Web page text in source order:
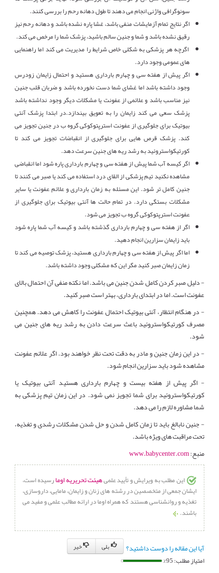
سونوگرافی واژنی انجام می دهند تا طول دهانه رحم را بررسی کنند.
اگر نتایج تمام آزمایشات منفی باشد، غشا پاره نشده باشد و دهانه رحم نیز
رقیق نشده باشد و شما و جنین سالم باشید، پزشک شما را مرخص می کند.
اگرچه هر پزشکی به شکلی خاص شرایط را مدیریت می کند اما راهنمایی
های عمومی وجود دارد.
اگر پیش از هفته سی و چهارم بارداری هستید و احتمال زایمان زودرس
وجود داشته باشد اما غشای شما دست نخورده باشد و ضربان قلب جنین
نیز مناسب باشد و علائمی از عفونت یا مشکلات دیگر وجود نداشته باشد
پزشک سعی می کند زایمان را به تعویق بیندازد.در ابتدا پزشک آنتی
بیوتیک برای جلوگیری از عفونت استرپتوکوکی گروه ب در جنین تجویز می
کند. پزشک قرص هایی برای جلوگیری از انقباضات تجویز می کند تا
کورتیکواستروئید به رشد ریه های جنین سرعت دهد.
اگر کیسه آب شما پیش از هفته سی و چهارم بارداری پاره شود اما انقباضی
مشاهده نکنید تیم پزشکی از القای درد استفاده می کند یا صبر می کنند تا
جنین کامل تر شود. این مسئله به زمان بارداری و علائم عفونت یا سایر
مشکلات بستگی دارد. در تمام حالت ها آنتی بیوتیک برای جلوگیری از
عفونت استرپتوکوکی گروه ب تجویز می شود.
اگر از هفته سی و چهارم بارداری گذشته باشد و کیسه آب شما پاره شود
باید زایمان سزارین انجام دهید.
اما اگر پیش از هفته سی و چهارم بارداری هستید، پزشک توصیه می کند تا
زمان زایمان صبر کنید مگر این که مشکلی وجود داشته باشد.
- دلیل صبر کردن کامل شدن جنین می باشد. اما نکته منفی آن احتمال بالای
عفونت است. اما در ابتدای بارداری، بهتر است صبر کنید.
- در هنگام انتظار، آنتی بیوتیک احتمال عفونت را کاهش می دهد. همچنین
مصرف کورتیکواستروئید باعث سرعت دادن به رشد ریه های جنین می
شود.
- در این زمان جنین و مادر به دقت تحت نظر خواهند بود. اگر علائم عفونت
مشاهده شود باید سزارین انجام شود.
- اگر پیش از هفته بیست و چهارم بارداری هستید آنتی بیوتیک یا
کورتیکواستروئید برای شما تجویز نمی شود. در این زمان تیم پزشکی به
شما مشاوره لازم را می دهد.
- جنین نابالغ باید تا زمان کامل شدن و حل شدن مشکلات رشدی و تغذیه،
تحت مراقبت های ویژه باشد.
منبع:
این مطلب به ویرایش و تأیید علمیهیئت تحریریه اومارسیده است،
ایشان جمعی از متخصصین در رشته های زنان و زایمان، مامایی، داروسازی،
تغذیه و روانشناسی هستند که همراه اوما در ارائه مطالب علمی و مفید می
باشند.
آیا این مقاله را دوست داشتید؟
امتیاز مطلب: 95%